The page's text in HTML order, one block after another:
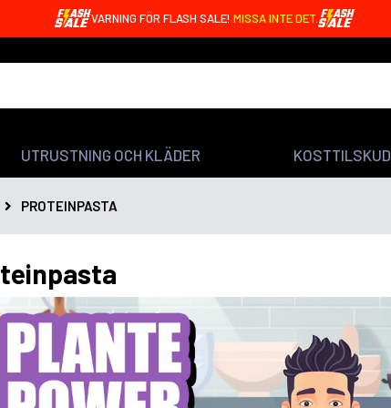
VARNING FÖR FLASH SALE! MISSA INTE DET.
UTRUSTNING OCH KLÄDER KOSTTILSKUD
PROTEINPASTA